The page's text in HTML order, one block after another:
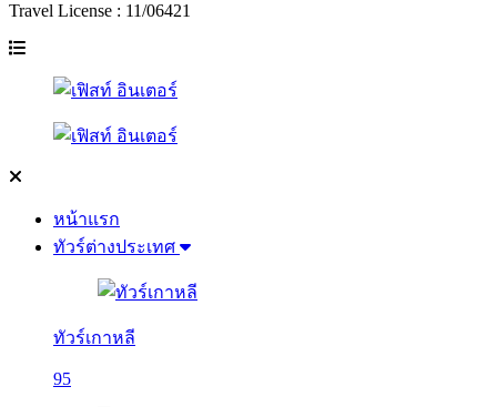
Travel License : 11/06421
หน้าแรก
ทัวร์ต่างประเทศ
ทัวร์เกาหลี
95